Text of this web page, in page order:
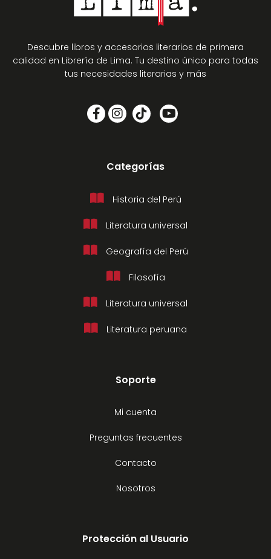
Descubre libros y accesorios literarios de primera
calidad en Librería de Lima. Tu destino único para todas
tus necesidades literarias y más
Categorías
Historia del Perú
Literatura universal
Geografía del Perú
Filosofía
Literatura universal
Literatura peruana
Soporte
Mi cuenta
Preguntas frecuentes
Contacto
Nosotros
Protección al Usuario